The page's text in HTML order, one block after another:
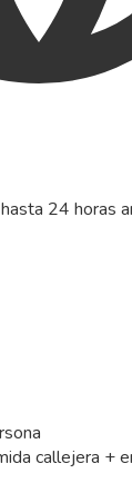
24 horas
callejera +